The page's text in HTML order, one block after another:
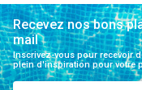
Recevez nos bons
mail
Inscrivez-vous pour recevoir
plein d'inspiration pour votre